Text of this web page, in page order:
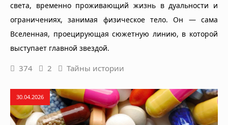
света, временно проживающий жизнь в дуальности и
ограничениях, занимая физическое тело. Он — сама
Вселенная, проецирующая сюжетную линию, в которой
выступает главной звездой.
374 2 Тайны истории
30.04.2026